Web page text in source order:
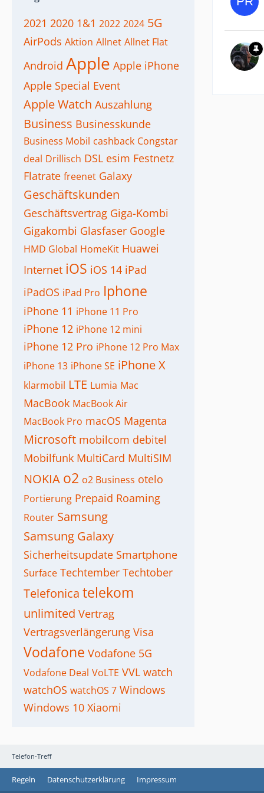
Telefon-Treff
2021 2020 1&1 2022 2024 5G
AirPods Aktion Allnet Allnet Flat
Android Apple Apple iPhone
Apple Special Event
Apple Watch Auszahlung
Business Businesskunde
Business Mobil cashback Congstar
deal Drillisch DSL esim Festnetz
Flatrate freenet Galaxy
Geschäftskunden
Geschäftsvertrag Giga-Kombi
Gigakombi Glasfaser Google
HMD Global HomeKit Huawei
Internet iOS iOS 14 iPad
iPadOS iPad Pro Iphone
iPhone 11 iPhone 11 Pro
iPhone 12 iPhone 12 mini
iPhone 12 Pro iPhone 12 Pro Max
iPhone 13 iPhone SE iPhone X
klarmobil LTE Lumia Mac
MacBook MacBook Air
MacBook Pro macOS Magenta
Microsoft mobilcom debitel
Mobilfunk MultiCard MultiSIM
NOKIA o2 o2 Business otelo
Portierung Prepaid Roaming
Router Samsung
Samsung Galaxy
Sicherheitsupdate Smartphone
Surface Techtember Techtober
Telefonica telekom
unlimited Vertrag
Vertragsverlängerung Visa
Vodafone Vodafone 5G
Vodafone Deal VoLTE VVL watch
watchOS watchOS 7 Windows
Windows 10 Xiaomi
Regeln Datenschutzerklärung Impressum